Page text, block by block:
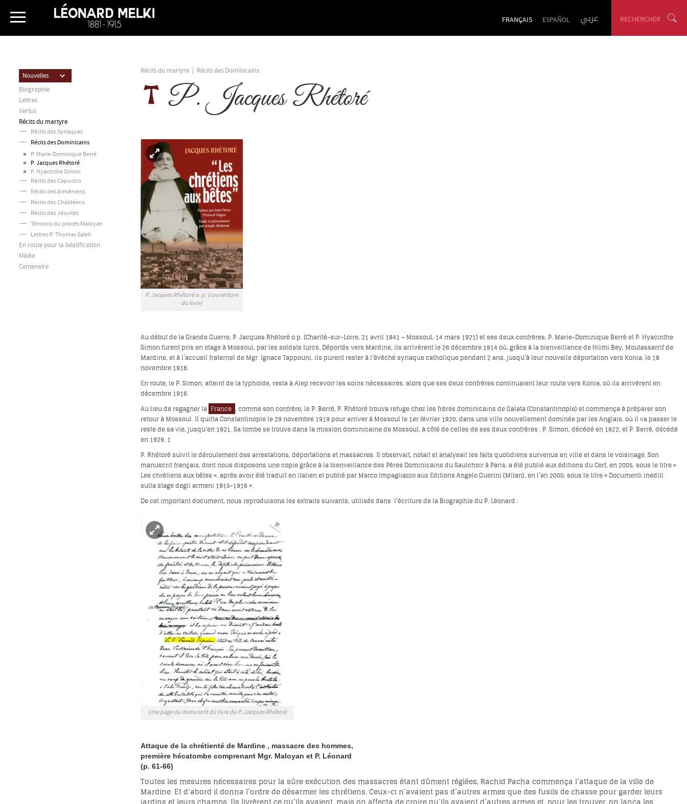
RECHERCHER
FRANÇAIS ESPAÑOL عربي
Nouvelles
Biographie
Lettres
Vertus
Récits du martyre
Récits des Syriaques
Récits des Dominicains
P. Marie-Dominique Berré
P. Jacques Rhétoré
P. Hyacinthe Simon
Récits des Capucins
Récits des Arméniens
Récits des Chaldéens
Récits des Jésuites
Témoins du procès Maloyan
Lettres P. Thomas Saleh
En route pour la béatification
Média
Centenaire
Récits du martyre Récits des Dominicains
P. Jacques Rhétoré
P. Jacques Rhétoré o. p. (couverture
du livre)
Au début de la Grande Guerre, P. Jacques Rhétoré o.p. (Charité-sur-Loire, 21 avril 1841 – Mossoul, 14 mars 1921) et ses deux confrères, P. Marie-Dominique Berré et P. Hyacinthe
Simon furent pris en otage à Mossoul, par les soldats turcs. Déportés vers Mardine, ils arrivèrent le 26 décembre 1914 où, grâce à la bienveillance de Hilmi Bey, Moutassarrif de
Mardine, et à l’accueil fraternel de Mgr. Ignace Tappouni, ils purent rester à l’évêché syriaque catholique pendant 2 ans, jusqu’à leur nouvelle déportation vers Konia, le 18
novembre 1916.
En route, le P. Simon, atteint de la typhoïde, resta à Alep recevoir les soins nécessaires, alors que ses deux confrères continuaient leur route vers Konia, où ils arrivèrent en
décembre 1916.
Au lieu de regagner la France , comme son confrère, le P. Berré, P. Rhétoré trouva refuge chez les frères dominicains de Galata (Constantinople) et commença à préparer son
retour à Mossoul. Il quitta Constantinople le 29 novembre 1919 pour arriver à Mossoul le 1er février 1920, dans une ville nouvellement dominée par les Anglais, où il va passer le
reste de sa vie, jusqu'en 1921. Sa tombe se trouve dans la mission dominicaine de Mossoul, à côté de celles de ses deux confrères : P. Simon, décédé en 1922, et P. Berré, décédé
en 1929. 1
P. Rhétoré suivit le déroulement des arrestations, déportations et massacres. Il observait, notait et analysait les faits quotidiens survenus en ville et dans le voisinage. Son
manuscrit français, dont nous disposons une copie grâce à la bienveillance des Pères Dominicains du Saulchoir à Paris, a été publié aux éditions du Cerf, en 2005, sous le titre «
Les chrétiens aux bêtes », après avoir été traduit en italien et publié par Marco Impagliazzo aux Editions Angelo Guerini (Milan), en l’an 2000, sous le titre « Documenti inediti
sulla stage degli armeni 1915-1916 ».
De cet important document, nous reproduisons les extraits suivants, utilisés dans l’écriture de la Biographie du P. Léonard :
Une page du manuscrit du livre du P. Jacques Rhétoré
Attaque de la chrétienté de Mardine , massacre des hommes,
première hécatombe comprenant Mgr. Maloyan et P. Léonard
(p. 61-66)
Toutes les mesures nécessaires pour la sûre exécution des massacres étant dûment réglées, Rachid Pacha commença l’attaque de la ville de
Mardine. Et d’abord il donna l’ordre de désarmer les chrétiens. Ceux-ci n’avaient pas d’autres armes que des fusils de chasse pour garder leurs